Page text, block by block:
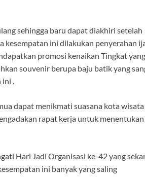
sehingga baru dapat diakhiri setelah
kesempatan ini dilakukan penyerahan
promosi kenaikan Tingkat yang
souvenir berupa baju batik yang
ini .
dapat menikmati suasana kota wisata
rapat kerja untuk menentukan
Hari Jadi Organisasi ke-42 yang
ini banyak yang saling